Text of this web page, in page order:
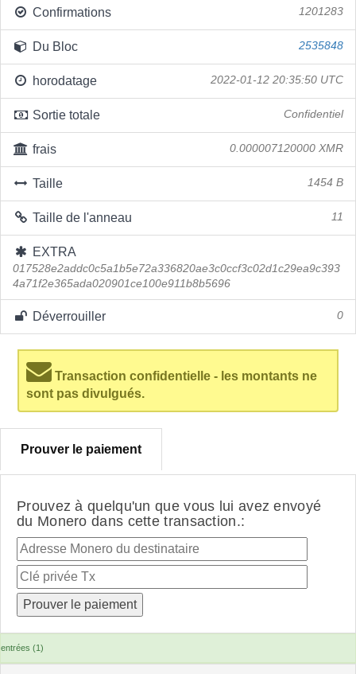
Confirmations 1201283
Du Bloc 2535848
horodatage 2022-01-12 20:35:50 UTC
Sortie totale Confidentiel
frais 0.000007120000 XMR
Taille 1454 B
Taille de l'anneau 11
EXTRA
017528e2addc0c5a1b5e72a336820ae3c0ccf3c02d1c29ea9c393
4a71f2e365ada020901ce100e911b8b5696
Déverrouiller 0
Transaction confidentielle - les montants ne
sont pas divulgués.
Prouver le paiement
Prouvez à quelqu'un que vous lui avez envoyé
du Monero dans cette transaction.:
entrées (1)